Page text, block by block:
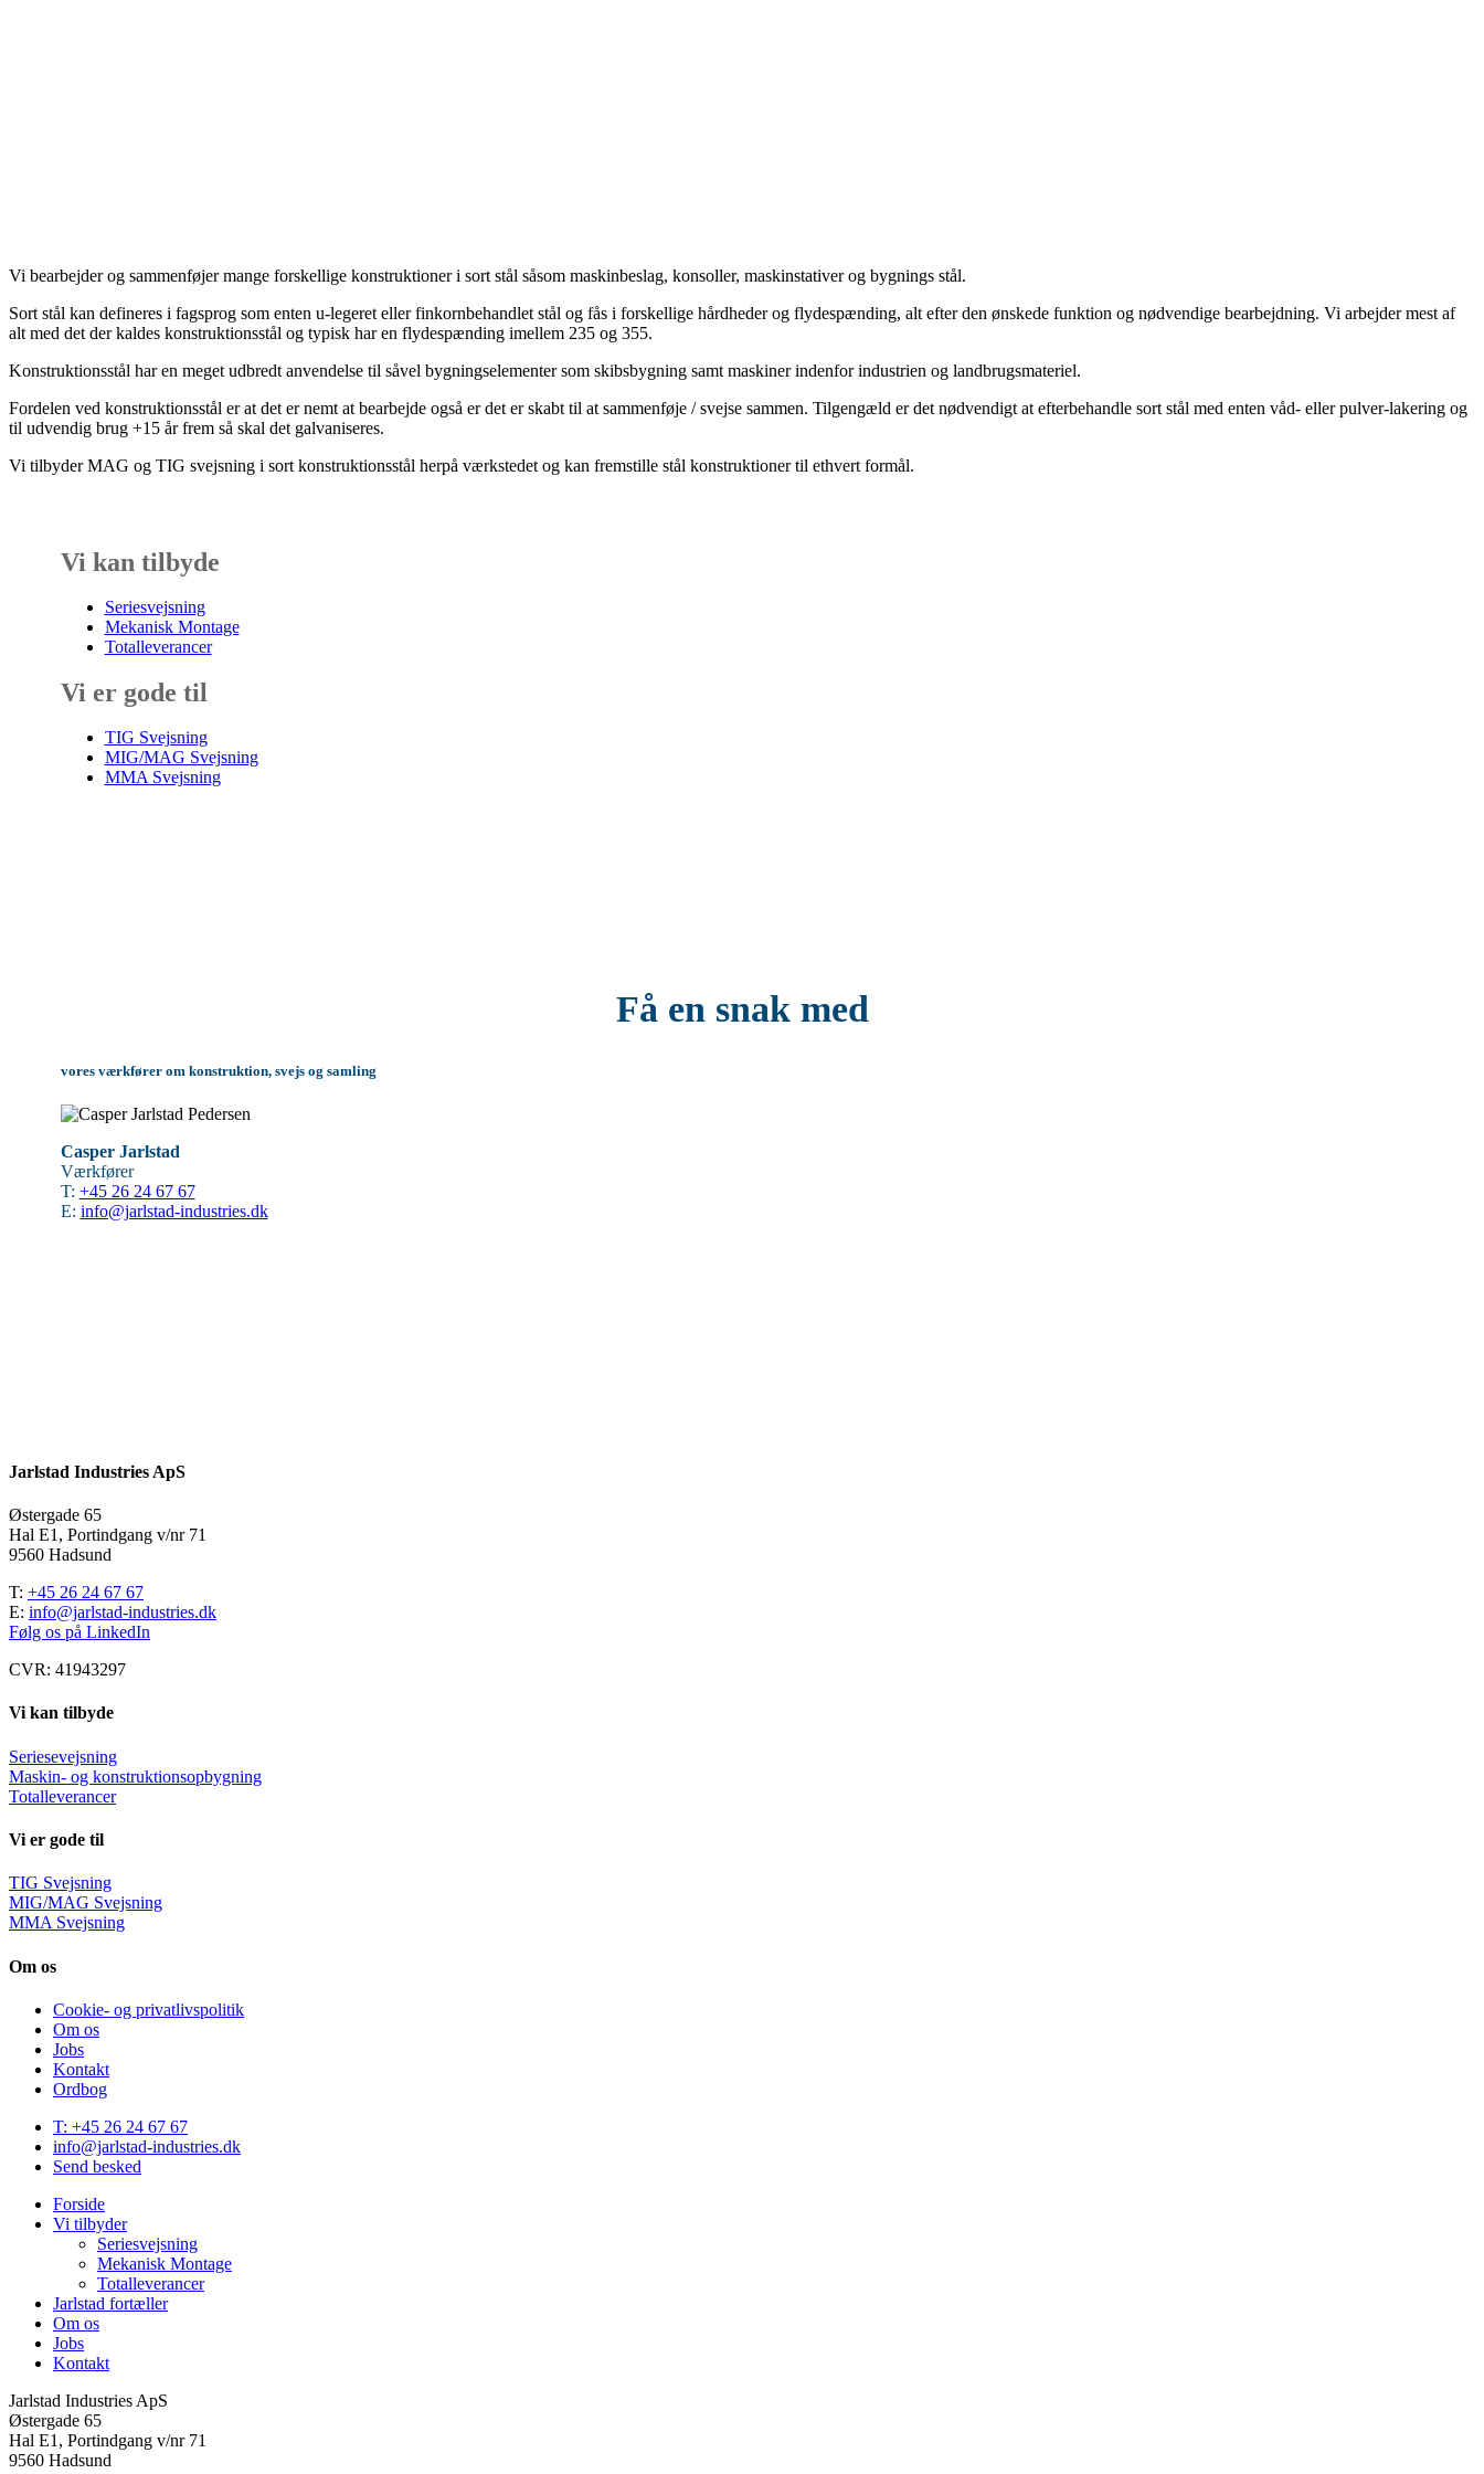
Vi bearbejder og sammenføjer mange forskellige konstruktioner i sort stål såsom maskinbeslag, konsoller, maskinstativer og bygnings stål.
Sort stål kan defineres i fagsprog som enten u-legeret eller finkornbehandlet stål og fås i forskellige hårdheder og flydespænding, alt efter den ønskede funktion og nødvendige bearbejdning. Vi arbejder mest af
alt med det der kaldes konstruktionsstål og typisk har en flydespænding imellem 235 og 355.
Konstruktionsstål har en meget udbredt anvendelse til såvel bygningselementer som skibsbygning samt maskiner indenfor industrien og landbrugsmateriel.
Fordelen ved konstruktionsstål er at det er nemt at bearbejde også er det er skabt til at sammenføje / svejse sammen. Tilgengæld er det nødvendigt at efterbehandle sort stål med enten våd- eller pulver-lakering og
til udvendig brug +15 år frem så skal det galvaniseres.
Vi tilbyder MAG og TIG svejsning i sort konstruktionsstål herpå værkstedet og kan fremstille stål konstruktioner til ethvert formål.
Vi kan tilbyde
Seriesvejsning
Mekanisk Montage
Totalleverancer
Vi er gode til
TIG Svejsning
MIG/MAG Svejsning
MMA Svejsning
Få en snak med
vores værkfører om konstruktion, svejs og samling
Casper Jarlstad
Værkfører
T: +45 26 24 67 67
E: info@jarlstad-industries.dk
Jarlstad Industries ApS
Østergade 65
Hal E1, Portindgang v/nr 71
9560 Hadsund
T: +45 26 24 67 67
E: info@jarlstad-industries.dk
Følg os på LinkedIn
CVR: 41943297
Vi kan tilbyde
Seriesevejsning
Maskin- og konstruktionsopbygning
Totalleverancer
Vi er gode til
TIG Svejsning
MIG/MAG Svejsning
MMA Svejsning
Om os
Cookie- og privatlivspolitik
Om os
Jobs
Kontakt
Ordbog
Close
Menu
T: +45 26 24 67 67
info@jarlstad-industries.dk
Send besked
Forside
Vi tilbyder
Seriesvejsning
Mekanisk Montage
Totalleverancer
Jarlstad fortæller
Om os
Jobs
Kontakt
Jarlstad Industries ApS
Østergade 65
Hal E1, Portindgang v/nr 71
9560 Hadsund